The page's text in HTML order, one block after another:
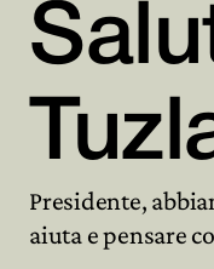
Fondazione
Attività e progetti
Alexander Langer
Presidente,
aiuta e pensare